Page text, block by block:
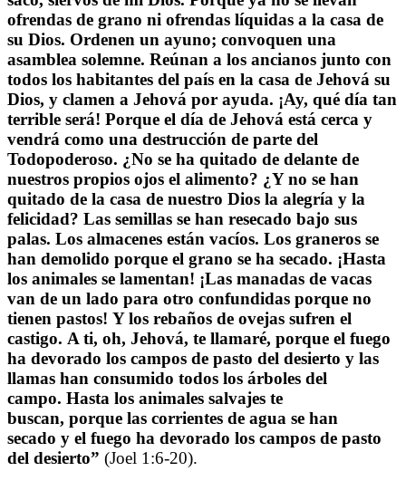
ofrendas de grano ni ofrendas líquidas a la casa de
su Dios. Ordenen un ayuno; convoquen una
asamblea solemne. Reúnan a los ancianos junto con
todos los habitantes del país en la casa de Jehová su
Dios, y clamen a Jehová por ayuda. ¡Ay, qué día tan
terrible será! Porque el día de Jehová está cerca y
vendrá como una destrucción de parte del
Todopoderoso. ¿No se ha quitado de delante de
nuestros propios ojos el alimento? ¿Y no se han
quitado de la casa de nuestro Dios la alegría y la
felicidad? Las semillas se han resecado bajo sus
palas. Los almacenes están vacíos. Los graneros se
han demolido porque el grano se ha secado. ¡Hasta
los animales se lamentan! ¡Las manadas de vacas
van de un lado para otro confundidas porque no
tienen pastos! Y los rebaños de ovejas sufren el
castigo. A ti, oh, Jehová, te llamaré, porque el fuego
ha devorado los campos de pasto del desierto y las
llamas han consumido todos los árboles del
campo. Hasta los animales salvajes te
buscan, porque las corrientes de agua se han
secado y el fuego ha devorado los campos de pasto
del desierto” (Joel 1:6-20).